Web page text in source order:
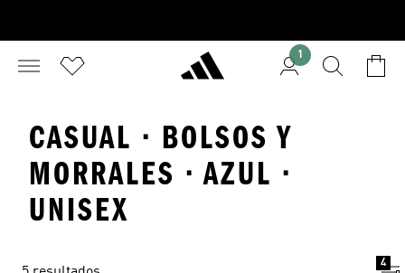
1
CASUAL · BOLSOS Y
MORRALES · AZUL ·
UNISEX
4